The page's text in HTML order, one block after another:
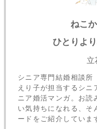
ねこ
ひとりよ
立
シニア専門結婚相談所
えり子が担当するシニ
ニア婚活マンガ。お読
い気持ちになれる、そ
ードをご紹介していま